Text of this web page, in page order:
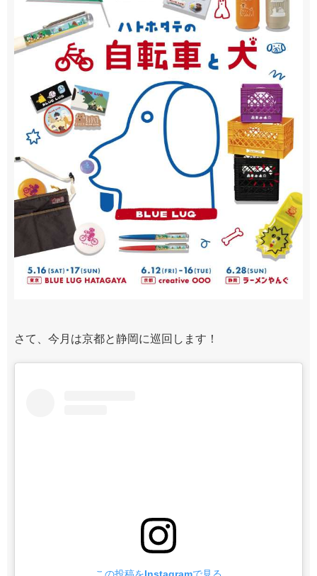
さて、今月は京都と静岡に巡回します！